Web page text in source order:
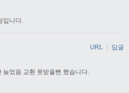
입니다.
늦었음 교환 못받을뻔 했습니다.
URL 답글